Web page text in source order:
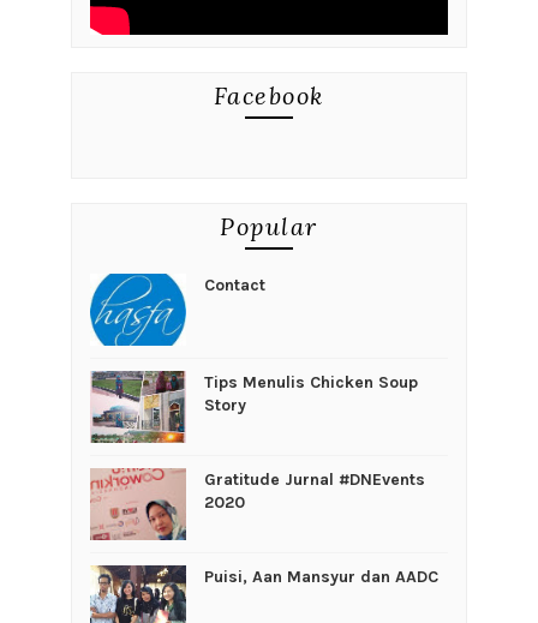
Facebook
Popular
Contact
Tips Menulis Chicken Soup
Story
Gratitude Jurnal #DNEvents
2020
Puisi, Aan Mansyur dan AADC